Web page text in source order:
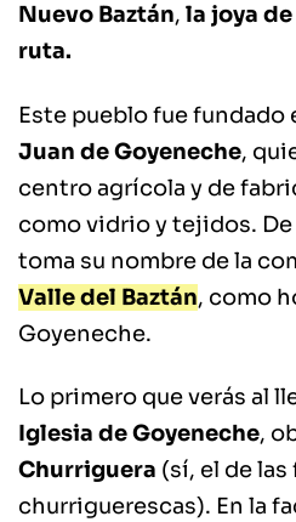
Nuevo Baztán, la joya
ruta.
Este pueblo fue fundado
Juan de Goyeneche,
centro agrícola y de
como vidrio y tejidos.
toma su nombre de la
Valle del Baztán, como
Goyeneche.
Lo primero que verás al
Iglesia de Goyeneche,
Churriguera (sí, el de
churriguerescas). En la